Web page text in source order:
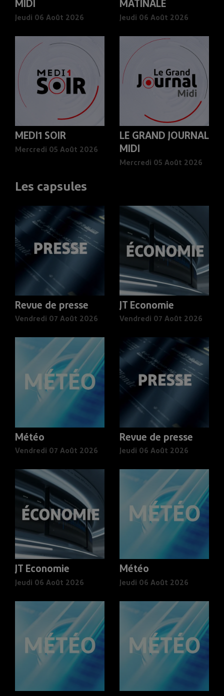
MIDI
Jeudi 06 Août 2026
MATINALE
Jeudi 06 Août 2026
MEDI1 SOIR
Mercredi 05 Août 2026
LE GRAND JOURNAL
MIDI
Mercredi 05 Août 2026
Les capsules
Revue de presse
Vendredi 07 Août 2026
JT Economie
Vendredi 07 Août 2026
Météo
Vendredi 07 Août 2026
Revue de presse
Jeudi 06 Août 2026
JT Economie
Jeudi 06 Août 2026
Météo
Jeudi 06 Août 2026